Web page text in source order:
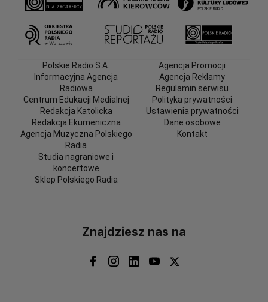
Polskie Radio S.A.
Informacyjna Agencja
Radiowa
Centrum Edukacji Medialnej
Redakcja Katolicka
Redakcja Ekumeniczna
Agencja Muzyczna Polskiego
Radia
Studia nagraniowe i
koncertowe
Sklep Polskiego Radia
Agencja Promocji
Agencja Reklamy
Regulamin serwisu
Polityka prywatności
Ustawienia prywatności
Dane osobowe
Kontakt
Znajdziesz nas na